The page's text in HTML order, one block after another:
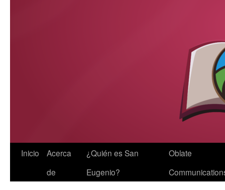
Saltar
Inicio
Acerca
de
¿Quién es San
Eugenio?
Oblate